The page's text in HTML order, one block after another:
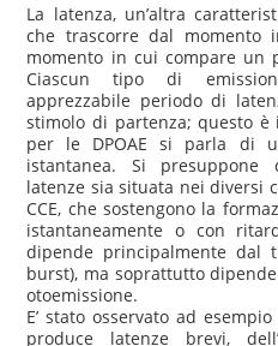
La latenza, un’altra
che trascorre dal
momento in cui compare un
Ciascun tipo di
apprezzabile periodo di
stimolo di partenza; questo è
per le DPOAE si parla di
istantanea. Si presuppone
latenze sia situata nei diversi
CCE, che sostengono la
istantaneamente o con
dipende principalmente dal
burst), ma soprattutto
otoemissione.
E’ stato osservato ad
produce latenze brevi,